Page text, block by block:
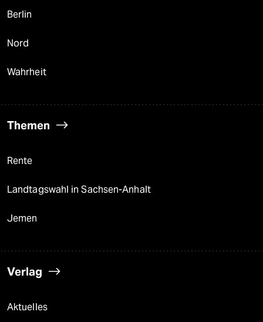
Berlin
Nord
Wahrheit
Themen
Rente
Landtagswahl in Sachsen-Anhalt
Jemen
Verlag
Aktuelles